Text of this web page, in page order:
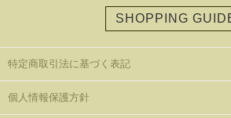
SHOPPING
特定商取引法に基づく表記
個人情報保護方針